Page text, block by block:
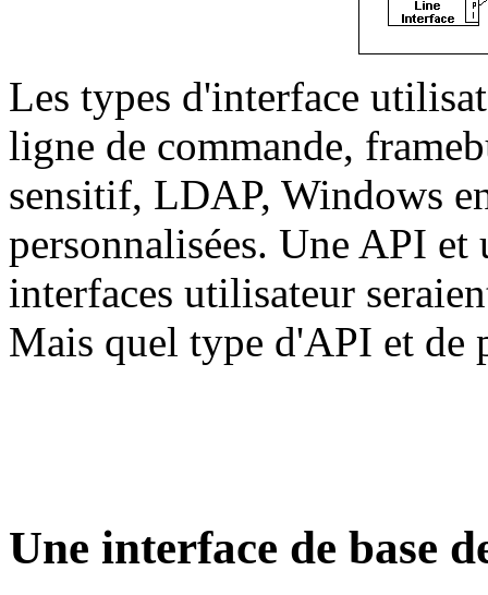
Les types d'interface
ligne de commande,
sensitif, LDAP, Windows
personnalisées. Une API
interfaces utilisateur
Mais quel type d'API et de
Une interface de base